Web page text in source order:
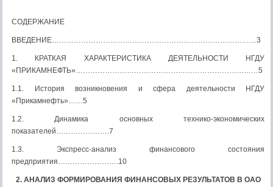
СОДЕРЖАНИЕ
ВВЕДЕНИЕ…………………………………………………………………………3
1. КРАТКАЯ ХАРАКТЕРИСТИКА ДЕЯТЕЛЬНОСТИ НГДУ
«ПРИКАМНЕФТЬ»…………………………………………………………………5
1.1. История возникновения и сфера деятельности НГДУ
«Прикамнефть»……5
1.2. Динамика основных технико-экономических
показателей………………….7
1.3. Экспресс-анализ финансового состояния
предприятия…………………….10
2. АНАЛИЗ ФОРМИРОВАНИЯ ФИНАНСОВЫХ РЕЗУЛЬТАТОВ В ОАО